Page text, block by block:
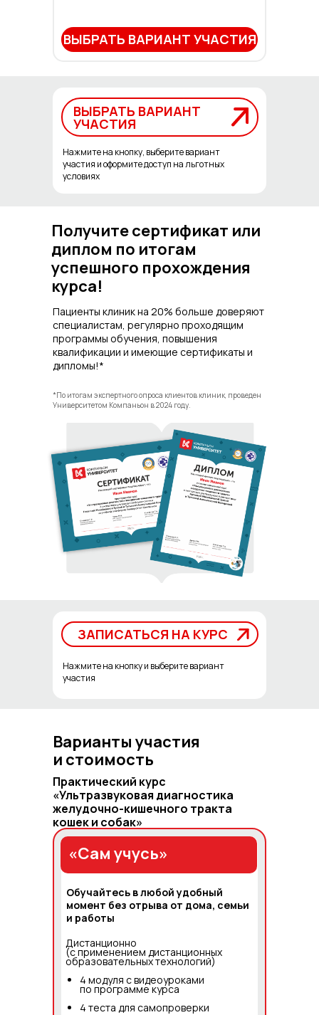
ВЫБРАТЬ ВАРИАНТ УЧАСТИЯ
ВЫБРАТЬ ВАРИАНТ
УЧАСТИЯ
ВЫБРАТЬ ВАРИАНТ
УЧАСТИЯ
Нажмите на кнопку, выберите вариант
участия и оформите доступ на льготных
условиях
Получите сертификат или
диплом по итогам
успешного прохождения
курса!
Пациенты клиник на 20% больше доверяют
специалистам, регулярно проходящим
программы обучения, повышения
квалификации и имеющие сертификаты и
дипломы!*
*По итогам экспертного опроса клиентов клиник, проведен
Университетом Компаньон в 2024 году.
ЗАПИСАТЬСЯ НА КУРС
ЗАПИСАТЬСЯ НА КУРС
Нажмите на кнопку и выберите вариант
участия
Варианты участия
и стоимость
Практический курс
«Ультразвуковая диагностика
желудочно-кишечного тракта
кошек и собак»
«Сам учусь»
Дистанционно
(с применением дистанционных
образовательных технологий)
4 модуля с видеоуроками
по программе курса
4 теста для самопроверки
Обучайтесь в любой удобный
момент без отрыва от дома, семьи
и работы